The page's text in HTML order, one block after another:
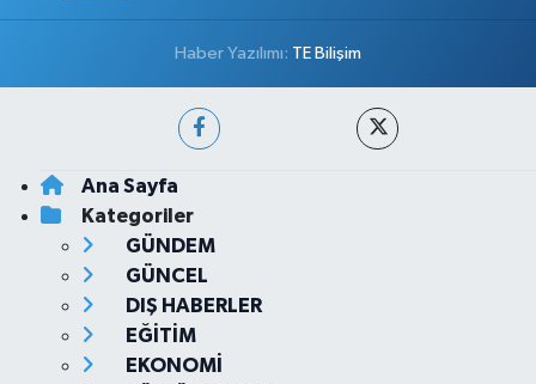
Haber Yazılımı: TE Bilişim
Ana Sayfa
Kategoriler
GÜNDEM
GÜNCEL
DIŞ HABERLER
EĞİTİM
EKONOMİ